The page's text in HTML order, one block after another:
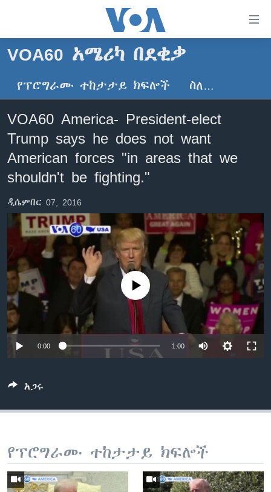
ማገናኛዎች
ዋናው
ይዘት
ወደ
ዋናው
ይዘት
እለፍ
ወደ
ዋናው
ይዘት
እለፍ
ዜና
ኢትዮጵያ
አሜሪካ
መካከለኛው ምሥራቅ
ኑሮ በጤንነት
ቪዲዮ
የፎቶ መድብሎች
Learning English
ይከተሉን
ቋንቋዎች
VOA60 አሜሪካ በደቂቃ
የፕሮግራሙ ተከታታይ ክፍሎች ስለ…
VOA60 America- President-elect
Trump says he does not want
American forces "in areas that we
shouldn't be fighting."
ዲሴምበር 07, 2016
No media source currently available
0:00 1:00
አጋሩ
የፕሮግራሙ ተከታታይ ክፍሎች